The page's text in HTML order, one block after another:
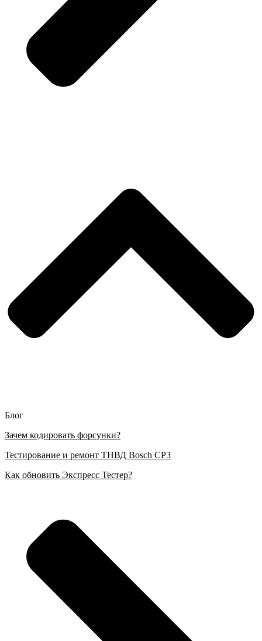
Блог
Зачем кодировать форсунки?
Тестирование и ремонт ТНВД Bosch CP3
Как обновить Экспресс Тестер?